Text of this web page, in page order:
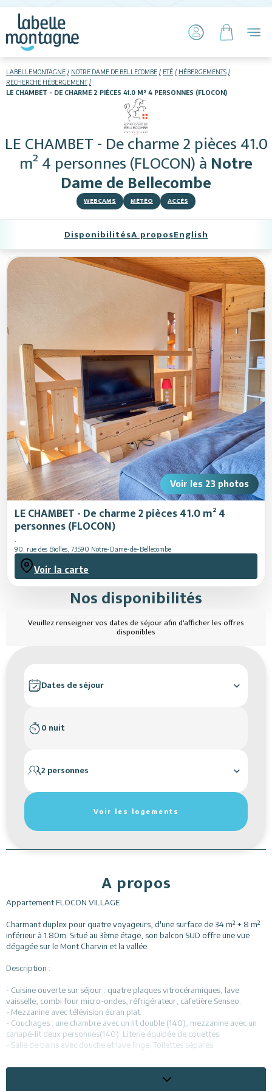
LABELLEMONTAGNE NOTRE DAME DE BELLECOMBE ETÉ
HÉBERGEMENTS
RECHERCHE HÉBERGEMENT
LE CHAMBET - DE CHARME 2 PIÈCES 41.0 M² 4 PERSONNES (FLOCON)
LE CHAMBET - De charme 2 pièces 41.0
m² 4 personnes (FLOCON)à Notre
Dame de Bellecombe
WEBCAMS MÉTÉO ACCÈS
Hébergements
Télésiège piétons
Restauration
DisponibilitésA proposEnglish
Voir les 23 photos
LE CHAMBET - De charme 2 pièces 41.0 m² 4
personnes (FLOCON)
90, rue des Biolles 73590 Notre-Dame-de-Bellecombe
Voir la carte
Nos disponibilités
Veuillez renseigner vos dates de séjour afin d'afficher les offres
disponibles
Dates de séjour
0 nuit
2 personnes
Voir les logements
A propos
Appartement FLOCON VILLAGE
Charmant duplex pour quatre voyageurs, d'une surface de 34 m² + 8 m²
inférieur à 1.80m. Situé au 3ème étage, son balcon SUD offre une vue
dégagée sur le Mont Charvin et la vallée.
Description :
- Cuisine ouverte sur séjour : quatre plaques vitrocéramiques, lave
vaisselle, combi four micro-ondes, réfrigérateur, cafetière Senseo.
- Mezzanine avec télévision écran plat.
- Couchages : une chambre avec un lit double (140), mezzanine avec un
canapé-lit deux personnes(140). Literie équipée de couettes.
- Salle de bains avec douche et lave linge. Toilettes séparés.
*Casier à skis. Parking extérieur non privatif.